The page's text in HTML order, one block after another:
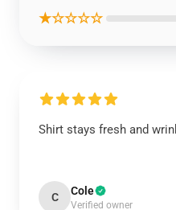
★☆☆☆☆
Shirt stays fresh and
C Cole
Verified owner